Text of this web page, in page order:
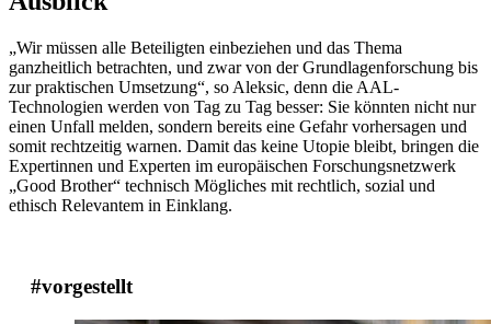
„Wir müssen alle Beteiligten einbeziehen und das Thema
ganzheitlich betrachten, und zwar von der Grundlagenforschung bis
zur praktischen Umsetzung“, so Aleksic, denn die AAL-
Technologien werden von Tag zu Tag besser: Sie könnten nicht nur
einen Unfall melden, sondern bereits eine Gefahr vorhersagen und
somit rechtzeitig warnen. Damit das keine Utopie bleibt, bringen die
Expertinnen und Experten im europäischen Forschungsnetzwerk
„Good Brother“ technisch Mögliches mit rechtlich, sozial und
ethisch Relevantem in Einklang.
#vorgestellt